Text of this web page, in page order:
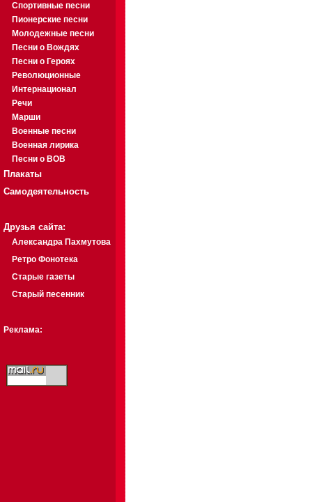
Спортивные песни
Пионерские песни
Молодежные песни
Песни о Вождях
Песни о Героях
Революционные
Интернационал
Речи
Марши
Военные песни
Военная лирика
Песни о ВОВ
Плакаты
Самодеятельность
Друзья сайта:
Александра Пахмутова
Ретро Фонотека
Старые газеты
Старый песенник
Реклама: